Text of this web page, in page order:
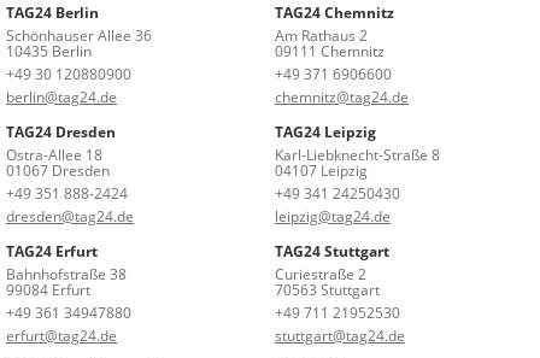
TAG24 Berlin
Schönhauser Allee 36
10435 Berlin
+49 30 120880900
berlin@tag24.de
TAG24 Chemnitz
Am Rathaus 2
09111 Chemnitz
+49 371 6906600
chemnitz@tag24.de
TAG24 Dresden
Ostra-Allee 18
01067 Dresden
+49 351 888-2424
dresden@tag24.de
TAG24 Leipzig
Karl-Liebknecht-Straße 8
04107 Leipzig
+49 341 24250430
leipzig@tag24.de
TAG24 Erfurt
Bahnhofstraße 38
99084 Erfurt
+49 361 34947880
erfurt@tag24.de
TAG24 Stuttgart
Curiestraße 2
70563 Stuttgart
+49 711 21952530
stuttgart@tag24.de